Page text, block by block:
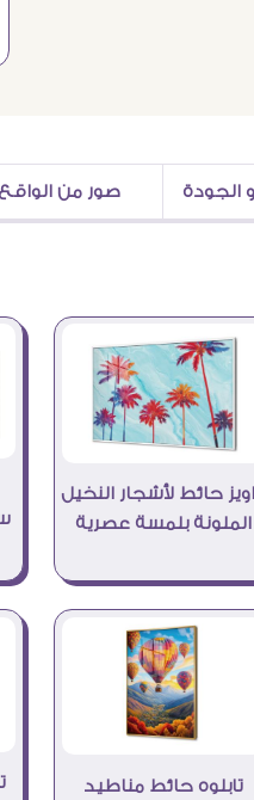
الجودة صور من الواقع
حائط لأشجار النخيل
الملونة بلمسة عصرية
تابلوه حائط مناطيد